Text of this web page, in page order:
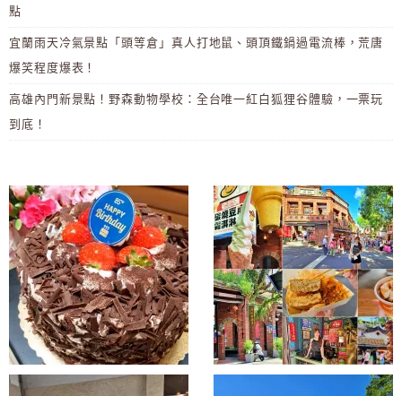
點
宜蘭雨天冷氣景點「頭等倉」真人打地鼠、頭頂鐵鍋過電流棒，荒唐
爆笑程度爆表！
高雄內門新景點！野森動物學校：全台唯一紅白狐狸谷體驗，一票玩
到底！